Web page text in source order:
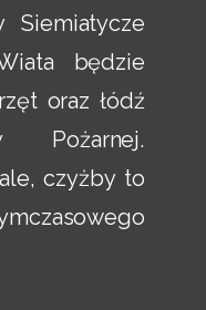
Siemiatycze
będzie
oraz łódź
Pożarnej.
czyżby to